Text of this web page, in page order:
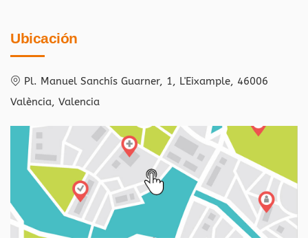
Ubicación
Pl. Manuel Sanchís Guarner, 1, L'Eixample, 46006
València, Valencia